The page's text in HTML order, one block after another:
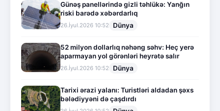
Günəş panellərində gizli təhlükə: Yanğın
riski barədə xəbərdarlıq
26.İyul.2026 10:52 Dünya
52 milyon dollarlıq nəhəng səhv: Heç yerə
aparmayan yol görənləri heyrətə salır
26.İyul.2026 10:52 Dünya
Tarixi ərazi yalanı: Turistləri aldadan şəxs
bələdiyyəni də çaşdırdı